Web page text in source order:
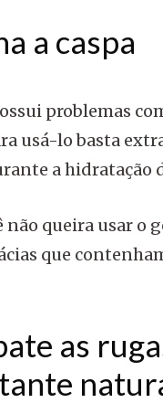
a caspa
problemas
usá-lo basta
a hidratação
não queira usar o
que
as